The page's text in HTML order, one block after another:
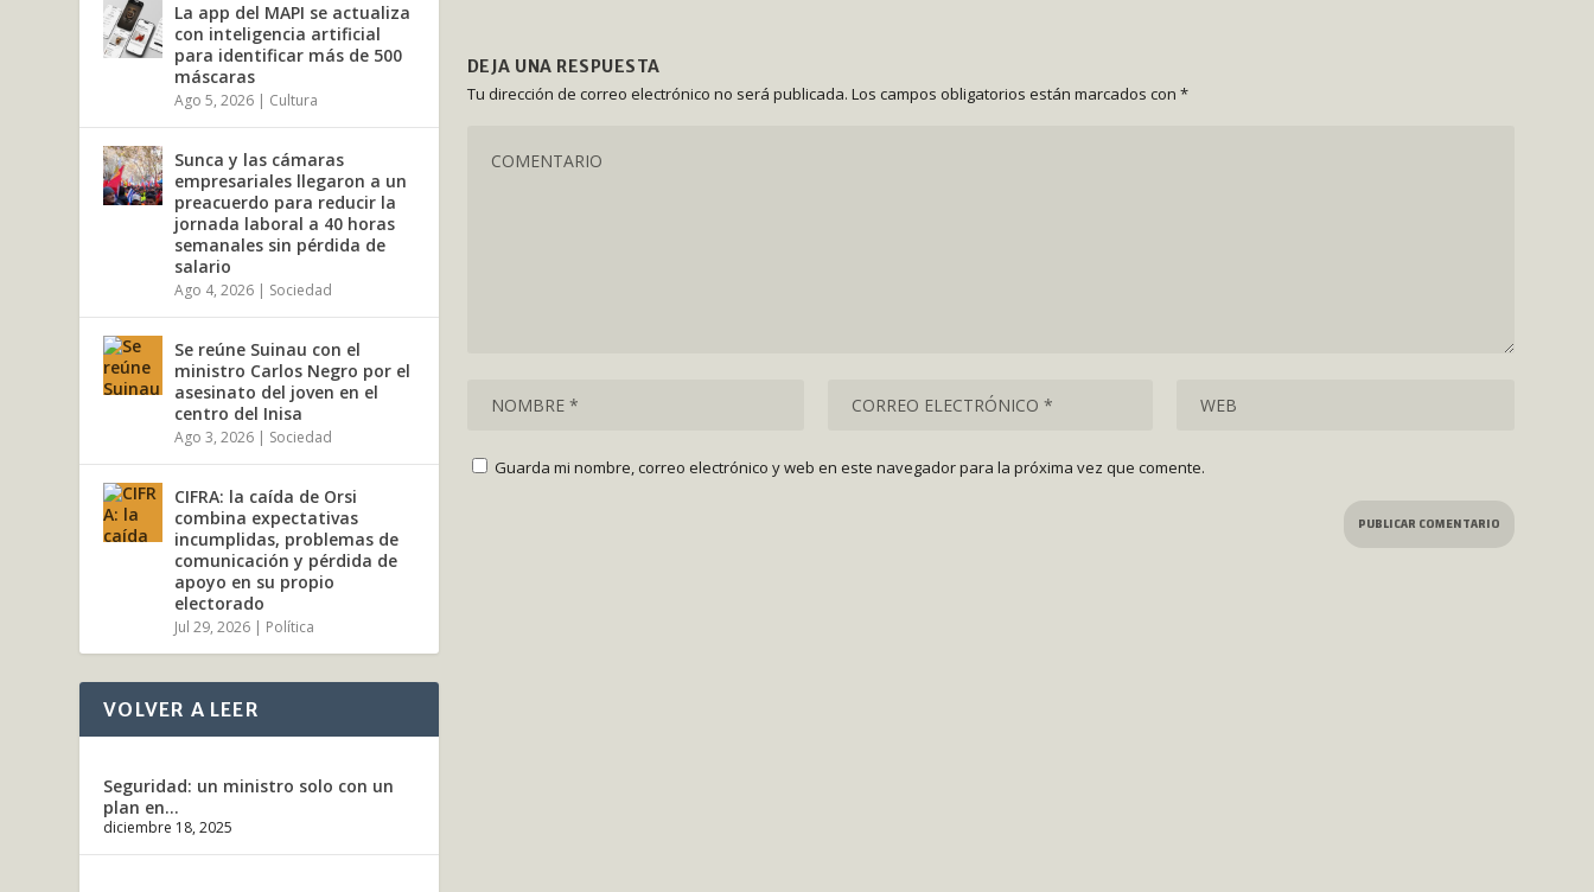
DEJA UNA RESPUESTA
Tu dirección de correo electrónico no será publicada. Los campos obligatorios están marcados con *
Guarda mi nombre, correo electrónico y web en este navegador para la próxima vez que comente.
La app del MAPI se actualiza
con inteligencia artificial
para identificar más de 500
máscaras
Ago 5, 2026 | Cultura
Sunca y las cámaras
empresariales llegaron a un
preacuerdo para reducir la
jornada laboral a 40 horas
semanales sin pérdida de
salario
Ago 4, 2026 | Sociedad
Se reúne Suinau con el
ministro Carlos Negro por el
asesinato del joven en el
centro del Inisa
Ago 3, 2026 | Sociedad
CIFRA: la caída de Orsi
combina expectativas
incumplidas, problemas de
comunicación y pérdida de
apoyo en su propio
electorado
Jul 29, 2026 | Política
VOLVER A LEER
Seguridad: un ministro solo con un
plan en...
diciembre 18, 2025